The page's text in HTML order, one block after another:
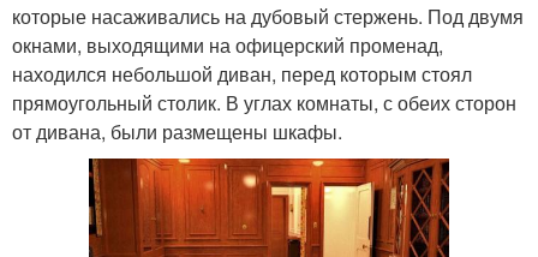
которые насаживались на дубовый стержень. Под двумя
окнами, выходящими на офицерский променад,
находился небольшой диван, перед которым стоял
прямоугольный столик. В углах комнаты, с обеих сторон
от дивана, были размещены шкафы.